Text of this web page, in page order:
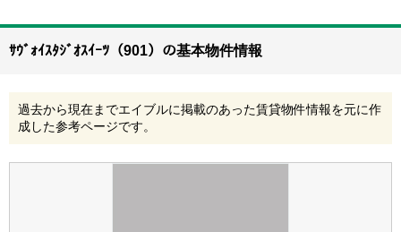
ｻｳﾞｫｲｽﾀｼﾞｵｽｲｰﾂ（901）の基本物件情報
過去から現在までエイブルに掲載のあった賃貸物件情報を元に作
成した参考ページです。